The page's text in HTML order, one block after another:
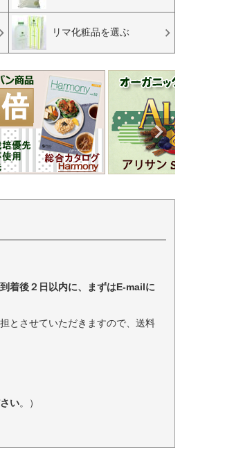
リマ化粧品を選ぶ
着後２日以内に、まずはE-mailに
とさせていただきますので、送料
い。）